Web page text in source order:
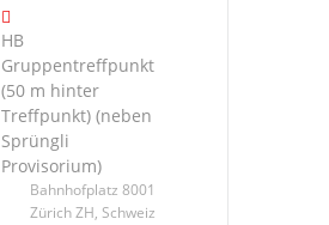
HB
Gruppentreffpunkt
(50 m hinter
Treffpunkt) (neben
Sprüngli
Provisorium)
Bahnhofplatz 8001
Zürich ZH, Schweiz